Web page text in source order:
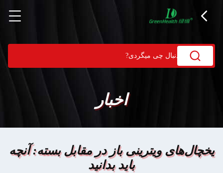
اخبار
یخچال‌های ویترینی باز در مقابل بسته: آنچه
باید بدانید